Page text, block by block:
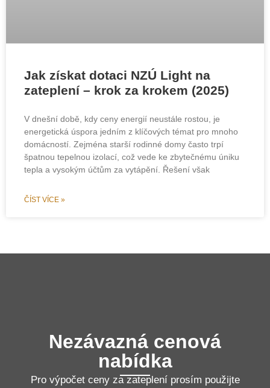
Jak získat dotaci NZÚ Light na
zateplení – krok za krokem (2025)
V dnešní době, kdy ceny energií neustále rostou, je
energetická úspora jedním z klíčových témat pro mnoho
domácností. Zejména starší rodinné domy často trpí
špatnou tepelnou izolací, což vede ke zbytečnému úniku
tepla a vysokým účtům za vytápění. Řešení však
ČÍST VÍCE »
Nezávazná cenová
nabídka
Pro výpočet ceny za zateplení prosím použijte